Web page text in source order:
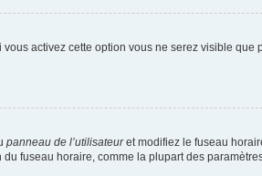
vous activez cette option vous ne serez visible que
panneau de l’utilisateuret modifiez le fuseau
fuseau horaire, comme la plupart des